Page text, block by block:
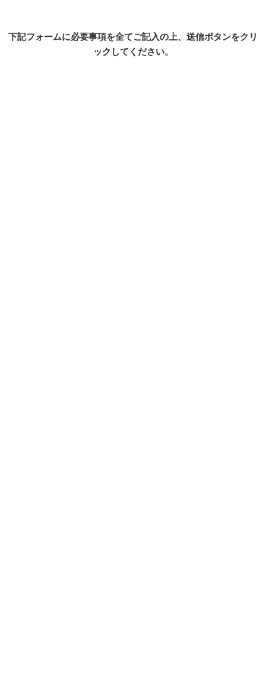
下記フォームに必要事項を全てご記入の上、送信ボタンをクリ
ックしてください。